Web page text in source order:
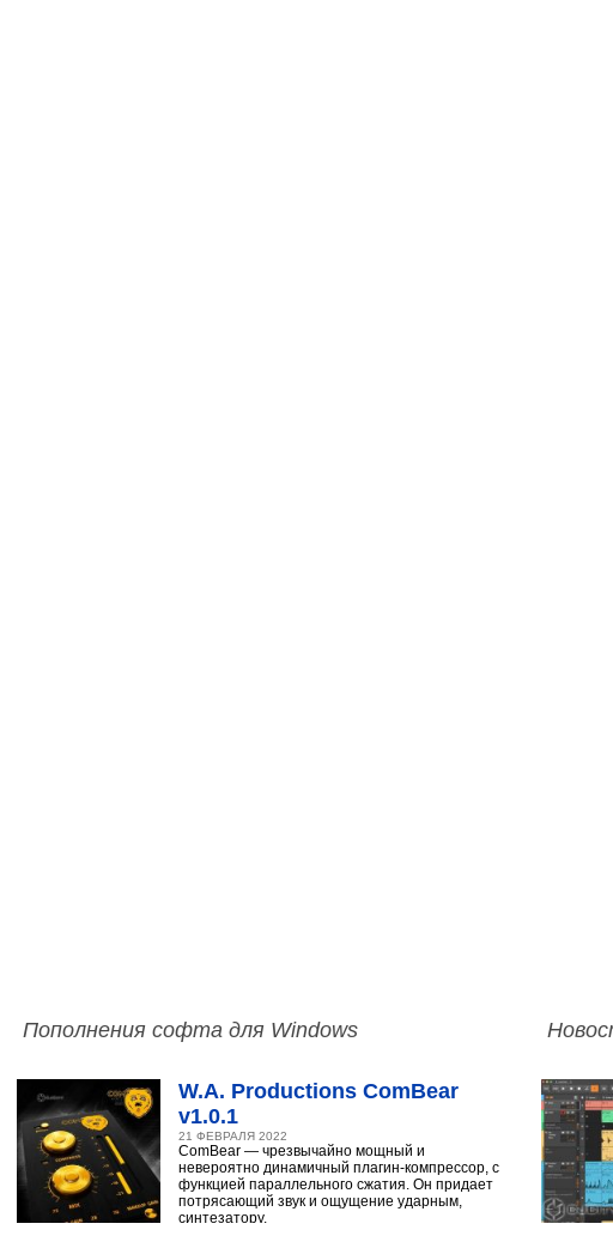
Пополнения софта для Windows
W.A. Productions ComBear
v1.0.1
21 ФЕВРАЛЯ 2022
ComBear — чрезвычайно мощный и
невероятно динамичный плагин-компрессор, с
функцией параллельного сжатия. Он придает
потрясающий звук и ощущение ударным,
синтезатору,